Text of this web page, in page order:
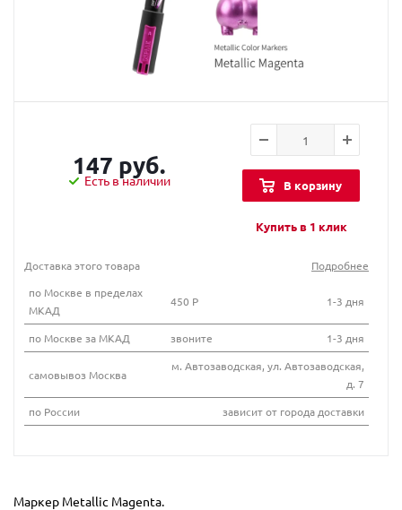
147 руб.
Есть в наличии В корзину
Купить в 1 клик
Доставка этого товара
Подробнее
по Москве в пределах
МКАД
450 Р 1-3 дня
по Москве за МКАД звоните 1-3 дня
самовывоз Москва
м. Автозаводская, ул. Автозаводская,
д. 7
по России
зависит от города доставки
Маркер Metallic Magenta.